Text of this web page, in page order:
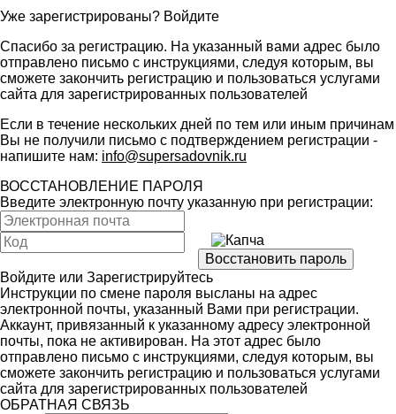
Уже зарегистрированы? Войдите
Спасибо за регистрацию. На указанный вами адрес было
отправлено письмо с инструкциями, следуя которым, вы
сможете закончить регистрацию и пользоваться услугами
сайта для зарегистрированных пользователей
Если в течение нескольких дней по тем или иным причинам
Вы не получили письмо с подтверждением регистрации -
напишите нам: info@supersadovnik.ru
ВОССТАНОВЛЕНИЕ ПАРОЛЯ
Введите электронную почту указанную при регистрации:
Войдите или Зарегистрируйтесь
Инструкции по смене пароля высланы на адрес
электронной почты, указанный Вами при регистрации.
Аккаунт, привязанный к указанному адресу электронной
почты, пока не активирован. На этот адрес было
отправлено письмо с инструкциями, следуя которым, вы
сможете закончить регистрацию и пользоваться услугами
сайта для зарегистрированных пользователей
ОБРАТНАЯ СВЯЗЬ